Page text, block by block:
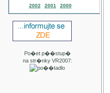
2002
2001 2000
Po�et p��stup�
na str�nky VR2007: